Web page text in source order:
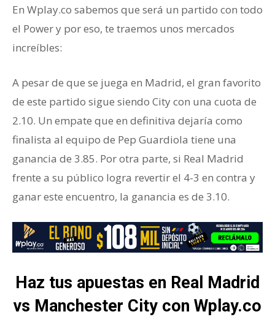
En Wplay.co sabemos que será un partido con todo
el Power y por eso, te traemos unos mercados
increíbles:
A pesar de que se juega en Madrid, el gran favorito
de este partido sigue siendo City con una cuota de
2.10. Un empate que en definitiva dejaría como
finalista al equipo de Pep Guardiola tiene una
ganancia de 3.85. Por otra parte, si Real Madrid
frente a su público logra revertir el 4-3 en contra y
ganar este encuentro, la ganancia es de 3.10.
Haz tus apuestas en Real Madrid
vs Manchester City con Wplay.co